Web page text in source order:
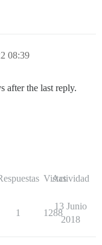
08:39
after the last reply.
Vistas
Actividad
1 1288
13 Junio
2018